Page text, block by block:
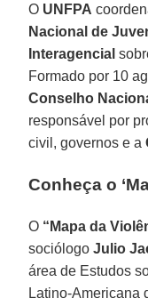
O UNFPA
Nacional de
Interagencial
Formado por 10
Conselho
responsável por
civil, governos e a
Conheça o
O “Mapa da
sociólogoJulio
área de Estudos
Latino-Americana